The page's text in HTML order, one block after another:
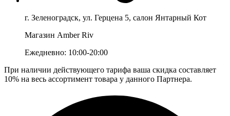
г. Зеленоградск, ул. Герцена 5, салон Янтарный Кот
Магазин Amber Riv
Ежедневно: 10:00-20:00
При наличии действующего тарифа ваша скидка составляет
10% на весь ассортимент товара у данного Партнера.